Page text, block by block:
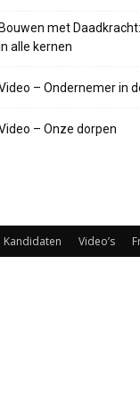
Bouwen met
alle kernen
– Ondernemer in
– Onze dorpen
Kandidaten Video’s